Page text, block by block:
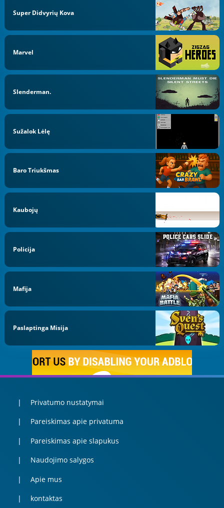
Super Didvyrių Kova
Marvel
Slenderman.
Sužalok Lėlę
Baro Triukšmas
Kaubojų
Policija
Mafija
Paslaptinga Misija
Privatumo nustatymai
Pareiskimas apie privatuma
Pareiskimas apie slapukus
Naudojimo salygos
Apie mus
kontaktas